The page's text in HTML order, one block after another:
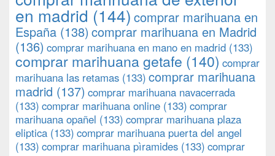
en madrid (144) comprar marihuana en
España (138) comprar marihuana en Madrid
(136) comprar marihuana en mano en madrid (133)
comprar marihuana getafe (140) comprar
marihuana las retamas (133) comprar marihuana
madrid (137) comprar marihuana navacerrada
(133) comprar marihuana online (133) comprar
marihuana opañel (133) comprar marihuana plaza
eliptica (133) comprar marihuana puerta del angel
(133) comprar marihuana pìramides (133) comprar